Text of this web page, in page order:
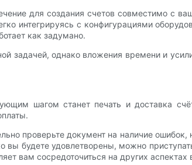
для создания счетов совместимо с
интегрируясь с конфигурациями
как задумано.
задачей, однако вложения времени и
шагом станет печать и доставка
проверьте документ на наличие
будете удовлетворены, можно
вам сосредоточиться на других аспектах